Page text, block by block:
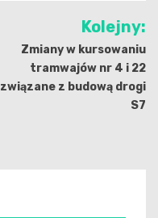
Kolejny:
Zmiany w kursowaniu
tramwajów nr 4 i 22
związane z budową drogi
S7